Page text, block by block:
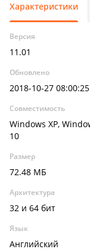
Характеристики
Версия
11.01
Обновлено
2018-10-27 08:00:25
Совместимость
Windows XP,
10
Размер
72.48 МБ
Архитектура
32 и 64 бит
Язык
Английский